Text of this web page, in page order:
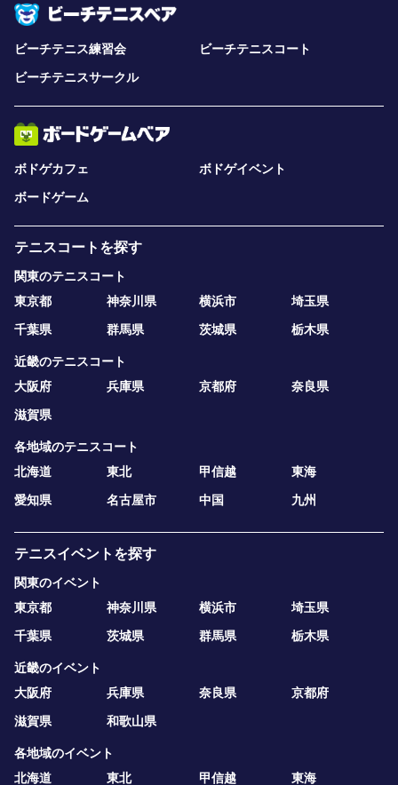
ビーチテニス練習会
ビーチテニスコート
ビーチテニスサークル
ボドゲカフェ
ボドゲイベント
ボードゲーム
テニスコートを探す
関東のテニスコート
東京都
神奈川県 横浜市
埼玉県
千葉県
群馬県 茨城県 栃木県
近畿のテニスコート
大阪府
兵庫県 京都府
奈良県
滋賀県
各地域のテニスコート
北海道
東北 甲信越
東海
愛知県
名古屋市 中国 九州
テニスイベントを探す
関東のイベント
東京都
神奈川県 横浜市
埼玉県
千葉県
茨城県 群馬県 栃木県
近畿のイベント
大阪府
兵庫県 奈良県
京都府
滋賀県
和歌山県
各地域のイベント
北海道
東北 甲信越 東海